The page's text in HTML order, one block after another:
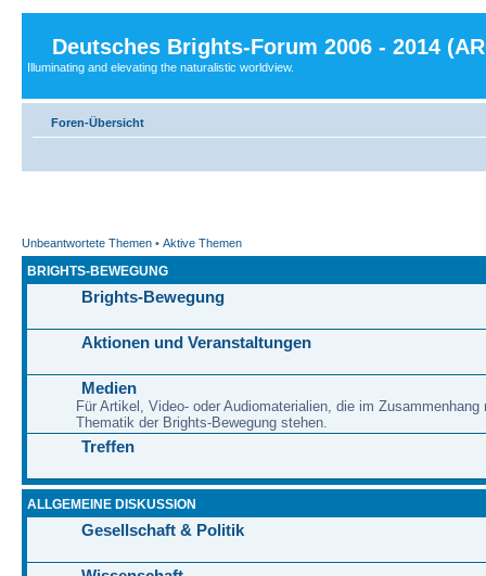
Deutsches Brights-Forum 2006 - 2014
Illuminating and elevating the naturalistic worldview.
Foren-Übersicht
Unbeantwortete Themen • Aktive Themen
BRIGHTS-BEWEGUNG
Brights-Bewegung
Aktionen und Veranstaltungen
Medien
Für Artikel, Video- oder Audiomaterialien, die im Zusammenhang
Thematik der Brights-Bewegung stehen.
Treffen
ALLGEMEINE DISKUSSION
Gesellschaft & Politik